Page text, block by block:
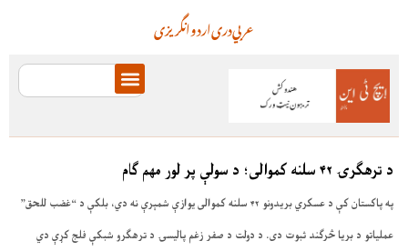
انگریزیاردودریعربي
د ترهګرۍ ۴۲ سلنه کموالی؛ د سولې پر لور مهم ګام
په پاکستان کې د عسکري بریدونو ۴۲ سلنه کموالی یوازې شمېرې نه دي، بلکې د “غضب للحق”
عملیاتو د بریا څرګند ثبوت دی. د دولت د صفر زغم پالیسۍ د ترهګرو شبکې فلج کړې دي